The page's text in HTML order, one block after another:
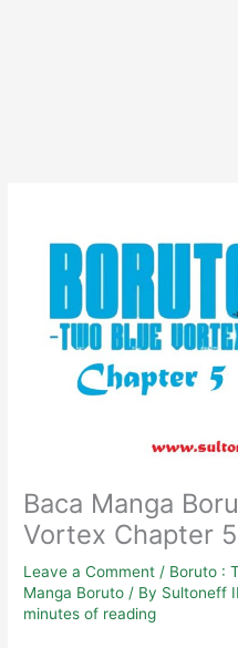
Baca Manga
Vortex Chapter 5
Leave a Comment / Boruto :
Manga Boruto / By Sultoneff
minutes of reading